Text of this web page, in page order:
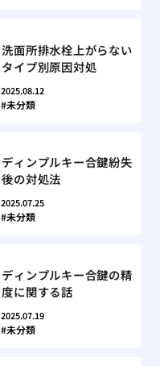
洗面所排水栓上がらない
タイプ別原因対処
2025.08.12
未分類
ディンプルキー合鍵紛失
後の対処法
2025.07.25
未分類
ディンプルキー合鍵の精
度に関する話
2025.07.19
未分類